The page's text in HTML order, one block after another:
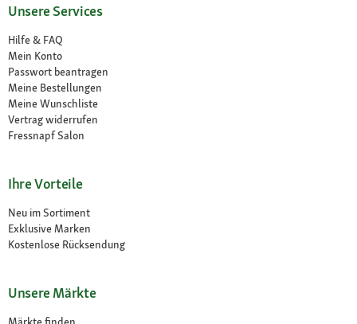
Unsere Services
Hilfe & FAQ
Mein Konto
Passwort beantragen
Meine Bestellungen
Meine Wunschliste
Vertrag widerrufen
Fressnapf Salon
Ihre Vorteile
Neu im Sortiment
Exklusive Marken
Kostenlose Rücksendung
Unsere Märkte